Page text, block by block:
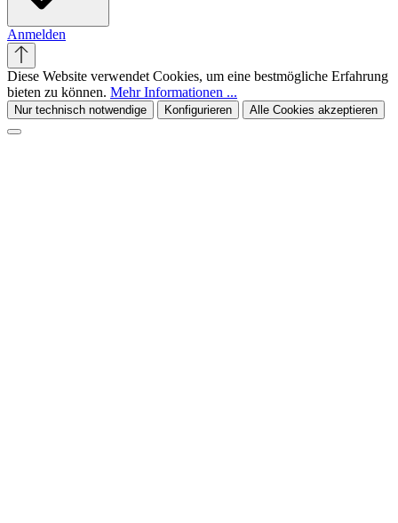
Anmelden
Diese Website verwendet Cookies, um eine bestmögliche Erfahrung
bieten zu können. Mehr Informationen ...
Nur technisch notwendige Konfigurieren Alle Cookies akzeptieren